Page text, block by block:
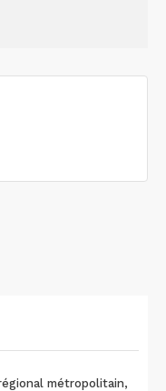
métropolitain,